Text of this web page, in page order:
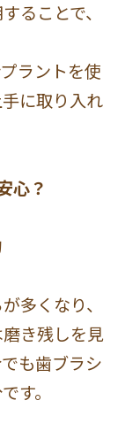
ることで、
ラントを使
に取り入れ
心？
多くなり、
き残しを見
も歯ブラシ
す。